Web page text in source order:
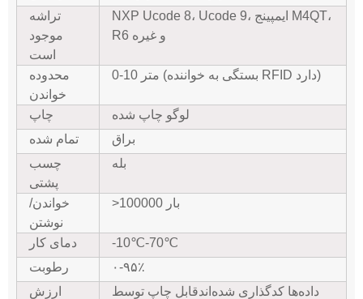
تراشه
موجود
است
NXP Ucode 8، Ucode 9، ایمپینج M4QT،
R6 و غیره
محدوده
خواندن
0-10 متر (بستگی به خواننده RFID دارد)
چاپ
لوگو چاپ شده
تمام شده
براق
چسب
پشتی
بله
خواندن/
نوشتن
>100000 بار
دمای کار -10℃-70℃
رطوبت
۰-۹۵٪
ارزش
داده‌ها کدگذاری شده‌اندقابل چاپ توسط